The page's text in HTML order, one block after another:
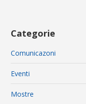
Categorie
Comunicazoni
Eventi
Mostre